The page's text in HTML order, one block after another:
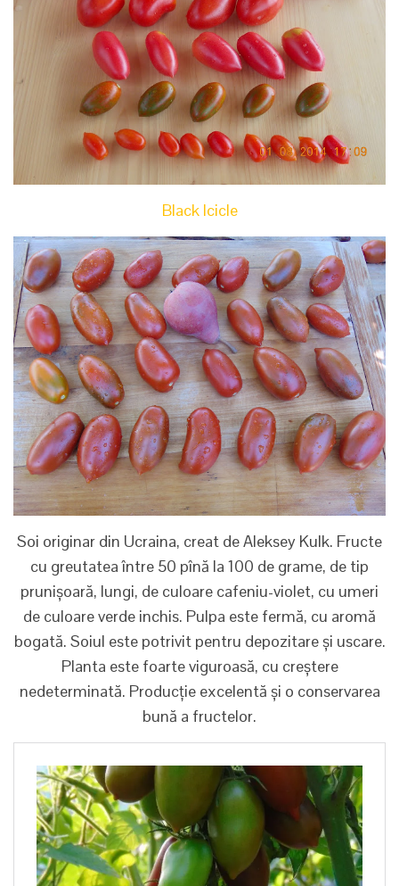
Black Icicle
Soi originar din Ucraina, creat de Aleksey Kulk. Fructe
cu greutatea între 50 pînă la 100 de grame, de tip
prunișoară, lungi, de culoare cafeniu-violet, cu umeri
de culoare verde inchis. Pulpa este fermă, cu aromă
bogată. Soiul este potrivit pentru depozitare și uscare.
Planta este foarte viguroasă, cu creștere
nedeterminată. Producție excelentă și o conservarea
bună a fructelor.